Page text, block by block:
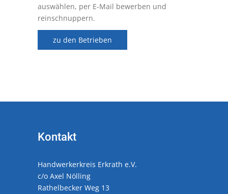
auswählen, per E-Mail bewerben und
reinschnuppern.
zu den Betrieben
Kontakt
Handwerkerkreis Erkrath e.V.
c/o Axel Nölling
Rathelbecker Weg 13